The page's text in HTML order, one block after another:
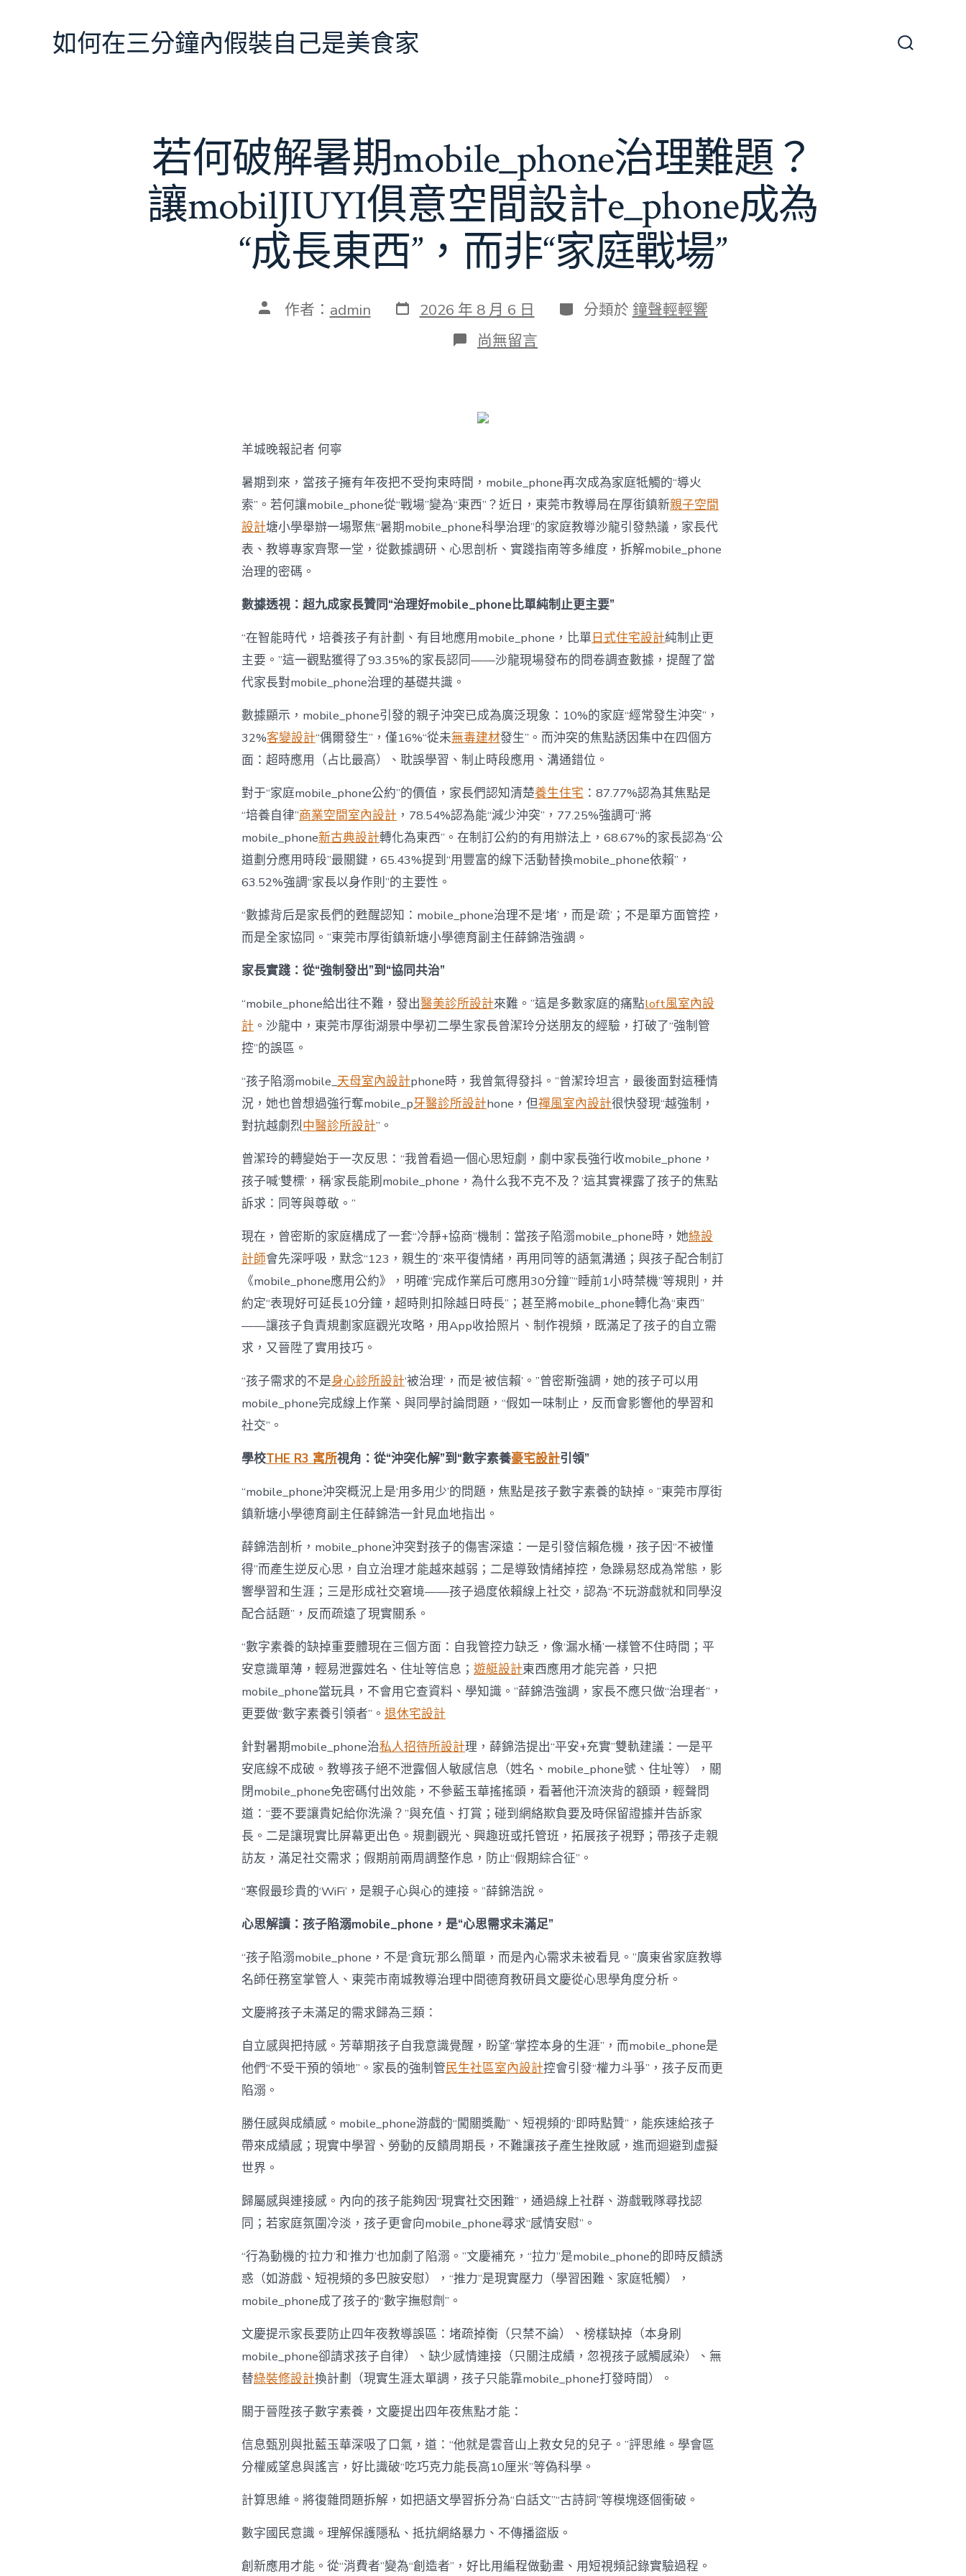
如何在三分鐘內假裝自己是美食家
若何破解暑期mobile_phone治理難題？
讓mobilJIUYI俱意空間設計e_phone成為
“成長東西”，而非“家庭戰場”
文 作者： admin 發
表
2026 年 8 月 6 日 分
類
分類於 鐘聲輕輕響
在
〈若
暑
期
難
題？
讓
mobilJIUYI
俱
意
設
計
成
為
“成
西”，
而
非
“家
庭
戰
場”〉
中
尚無留言
羊城晚報記者 何寧
暑期到來，當孩子擁有年夜把不受拘束時間，mobile_phone再次成為家庭牴觸的“導火
索”。若何讓mobile_phone從“戰場”變為“東西”？近日，東莞市教導局在厚街鎮新親子空間
設計塘小學舉辦一場聚焦“暑期mobile_phone科學治理”的家庭教導沙龍引發熱議，家長代
表、教導專家齊聚一堂，從數據調研、心思剖析、實踐指南等多維度，拆解mobile_phone
治理的密碼。
數據透視：超九成家長贊同“治理好mobile_phone比單純制止更主要”
“在智能時代，培養孩子有計劃、有目地應用mobile_phone，比單日式住宅設計純制止更
主要。”這一觀點獲得了93.35%的家長認同——沙龍現場發布的問卷調查數據，提醒了當
代家長對mobile_phone治理的基礎共識。
數據顯示，mobile_phone引發的親子沖突已成為廣泛現象：10%的家庭“經常發生沖突”，
32%客變設計“偶爾發生”，僅16%“從未無毒建材發生”。而沖突的焦點誘因集中在四個方
面：超時應用（占比最高）、耽誤學習、制止時段應用、溝通錯位。
對于“家庭mobile_phone公約”的價值，家長們認知清楚養生住宅 ：87.77%認為其焦點是
“培養自律”商業空間室內設計 ，78.54%認為能“減少沖突”，77.25%強調可“將
mobile_phone新古典設計轉化為東西”。在制訂公約的有用辦法上，68.67%的家長認為“公
道劃分應用時段”最關鍵，65.43%提到“用豐富的線下活動替換mobile_phone依賴”，
63.52%強調“家長以身作則”的主要性。
“數據背后是家長們的甦醒認知：mobile_phone治理不是‘堵’，而是‘疏’；不是單方面管控，
而是全家協同。”東莞市厚街鎮新塘小學德育副主任薛錦浩強調。
家長實踐：從“強制發出”到“協同共治”
“mobile_phone給出往不難，發出醫美診所設計來難。”這是多數家庭的痛點loft風室內設
計 。沙龍中，東莞市厚街湖景中學初二學生家長曾潔玲分送朋友的經驗，打破了“強制管
控”的誤區。
“孩子陷溺mobile_天母室內設計phone時，我曾氣得發抖。”曾潔玲坦言，最後面對這種情
況，她也曾想過強行奪mobile_p牙醫診所設計hone，但禪風室內設計很快發現“越強制，
對抗越劇烈中醫診所設計”。
曾潔玲的轉變始于一次反思：“我曾看過一個心思短劇，劇中家長強行收mobile_phone，
孩子喊‘雙標’，稱‘家長能刷mobile_phone，為什么我不克不及？’這其實裸露了孩子的焦點
訴求：同等與尊敬。”
現在，曾密斯的家庭構成了一套“冷靜+協商”機制：當孩子陷溺mobile_phone時，她綠設
計師會先深呼吸，默念“123，親生的”來平復情緒，再用同等的語氣溝通；與孩子配合制訂
《mobile_phone應用公約》，明確“完成作業后可應用30分鐘”“睡前1小時禁機”等規則，并
約定“表現好可延長10分鐘，超時則扣除越日時長”；甚至將mobile_phone轉化為“東西”
——讓孩子負責規劃家庭觀光攻略，用App收拾照片、制作視頻，既滿足了孩子的自立需
求，又晉陞了實用技巧。
“孩子需求的不是身心診所設計‘被治理’，而是‘被信賴’。”曾密斯強調，她的孩子可以用
mobile_phone完成線上作業、與同學討論問題，“假如一味制止，反而會影響他的學習和
社交”。
學校THE R3 寓所視角：從“沖突化解”到“數字素養豪宅設計引領”
“mobile_phone沖突概況上是‘用多用少’的問題，焦點是孩子數字素養的缺掉。”東莞市厚街
鎮新塘小學德育副主任薛錦浩一針見血地指出。
薛錦浩剖析，mobile_phone沖突對孩子的傷害深遠：一是引發信賴危機，孩子因“不被懂
得”而產生逆反心思，自立治理才能越來越弱；二是導致情緒掉控，急躁易怒成為常態，影
響學習和生涯；三是形成社交窘境——孩子過度依賴線上社交，認為“不玩游戲就和同學沒
配合話題”，反而疏遠了現實關系。
“數字素養的缺掉重要體現在三個方面：自我管控力缺乏，像‘漏水桶’一樣管不住時間；平
安意識單薄，輕易泄露姓名、住址等信息； 遊艇設計東西應用才能完善，只把
mobile_phone當玩具，不會用它查資料、學知識。”薛錦浩強調，家長不應只做“治理者”，
更要做“數字素養引領者”。 退休宅設計
針對暑期mobile_phone治私人招待所設計理，薛錦浩提出“平安+充實”雙軌建議：一是平
安底線不成破。教導孩子絕不泄露個人敏感信息（姓名、mobile_phone號、住址等），關
閉mobile_phone免密碼付出效能，不參藍玉華搖搖頭，看著他汗流浹背的額頭，輕聲問
道：“要不要讓貴妃給你洗澡？”與充值、打賞；碰到網絡欺負要及時保留證據并告訴家
長。二是讓現實比屏幕更出色。規劃觀光、興趣班或托管班，拓展孩子視野；帶孩子走親
訪友，滿足社交需求；假期前兩周調整作息，防止“假期綜合征”。
“寒假最珍貴的‘WiFi’，是親子心與心的連接。”薛錦浩說。
心思解讀：孩子陷溺mobile_phone，是“心思需求未滿足”
“孩子陷溺mobile_phone，不是‘貪玩’那么簡單，而是內心需求未被看見。”廣東省家庭教導
名師任務室掌管人、東莞市南城教導治理中間德育教研員文慶從心思學角度分析。
文慶將孩子未滿足的需求歸為三類：
自立感與把持感。芳華期孩子自我意識覺醒，盼望“掌控本身的生涯”，而mobile_phone是
他們“不受干預的領地”。家長的強制管民生社區室內設計控會引發“權力斗爭”，孩子反而更
陷溺。
勝任感與成績感。mobile_phone游戲的“闖關獎勵”、短視頻的“即時點贊”，能疾速給孩子
帶來成績感；現實中學習、勞動的反饋周期長，不難讓孩子產生挫敗感，進而迴避到虛擬
世界。
歸屬感與連接感。內向的孩子能夠因“現實社交困難”，通過線上社群、游戲戰隊尋找認
同；若家庭氛圍冷淡，孩子更會向mobile_phone尋求“感情安慰”。
“行為動機的‘拉力’和‘推力’也加劇了陷溺。”文慶補充，“拉力”是mobile_phone的即時反饋誘
惑（如游戲、短視頻的多巴胺安慰），“推力”是現實壓力（學習困難、家庭牴觸），
mobile_phone成了孩子的“數字撫慰劑”。
文慶提示家長要防止四年夜教導誤區：堵疏掉衡（只禁不論）、榜樣缺掉（本身刷
mobile_phone卻請求孩子自律）、缺少感情連接（只關注成績，忽視孩子感觸感染）、無
替綠裝修設計換計劃（現實生涯太單調，孩子只能靠mobile_phone打發時間）。
關于晉陞孩子數字素養，文慶提出四年夜焦點才能：
信息甄別與批藍玉華深吸了口氣，道：“他就是雲音山上救女兒的兒子。”評思維。學會區
分權威望息與謠言，好比識破“吃巧克力能長高10厘米”等偽科學。
計算思維。將復雜問題拆解，如把語文學習拆分為“白話文”“古詩詞”等模塊逐個衝破。
數字國民意識。理解保護隱私、抵抗網絡暴力、不傳播盜版。
創新應用才能。從“消費者”變為“創造者”，好比用編程做動畫、用短視頻記錄實驗過程。